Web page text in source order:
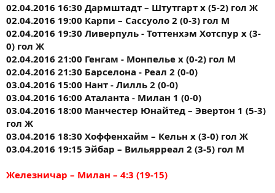
02.04.2016 16:30 Дармштадт – Штутгарт х (5-2) гол Ж
02.04.2016 19:00 Карпи – Сассуоло 2 (0-3) гол М
02.04.2016 19:30 Ливерпуль - Тоттенхэм Хотспур х (3-
0) гол Ж
02.04.2016 21:00 Генгам - Монпелье х (0-2) гол М
02.04.2016 21:30 Барселона - Реал 2 (0-0)
03.04.2016 15:00 Нант - Лилль 2 (0-0)
03.04.2016 16:00 Аталанта - Милан 1 (0-0)
03.04.2016 18:00 Манчестер Юнайтед – Эвертон 1 (5-3)
гол Ж
03.04.2016 18:30 Хоффенхайм – Кельн х (3-0) гол Ж
03.04.2016 19:15 Эйбар – Вильярреал 2 (3-5) гол М
Железничар – Милан – 4:3 (19-15)